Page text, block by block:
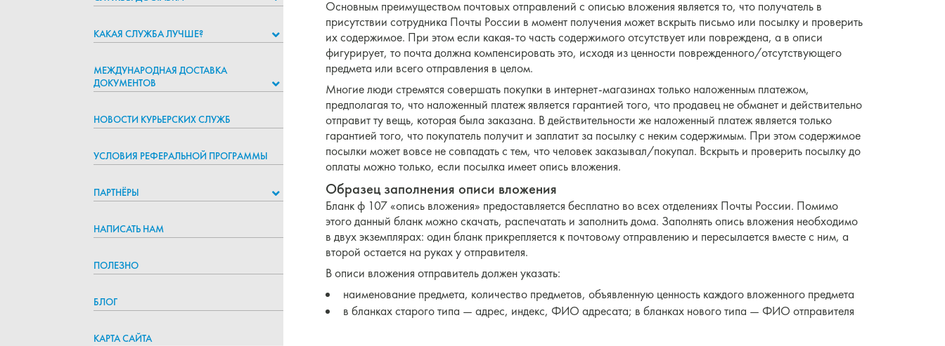
КАКАЯ СЛУЖБА ЛУЧШЕ?
МЕЖДУНАРОДНАЯ ДОСТАВКА
ДОКУМЕНТОВ
НОВОСТИ КУРЬЕРСКИХ СЛУЖБ
УСЛОВИЯ РЕФЕРАЛЬНОЙ ПРОГРАММЫ
ПАРТНЁРЫ
НАПИСАТЬ НАМ
ПОЛЕЗНО
БЛОГ
КАРТА САЙТА
Основным преимуществом почтовых отправлений с описью вложения является то, что получатель в
присутствии сотрудника Почты России в момент получения может вскрыть письмо или посылку и проверить
их содержимое. При этом если какая-то часть содержимого отсутствует или повреждена, а в описи
фигурирует, то почта должна компенсировать это, исходя из ценности поврежденного/отсутствующего
предмета или всего отправления в целом.
Многие люди стремятся совершать покупки в интернет-магазинах только наложенным платежом,
предполагая то, что наложенный платеж является гарантией того, что продавец не обманет и действительно
отправит ту вещь, которая была заказана. В действительности же наложенный платеж является только
гарантией того, что покупатель получит и заплатит за посылку с неким содержимым. При этом содержимое
посылки может вовсе не совпадать с тем, что человек заказывал/покупал. Вскрыть и проверить посылку до
оплаты можно только, если посылка имеет опись вложения.
Образец заполнения описи вложения
Бланк ф 107 «опись вложения» предоставляется бесплатно во всех отделениях Почты России. Помимо
этого данный бланк можно скачать, распечатать и заполнить дома. Заполнять опись вложения необходимо
в двух экземплярах: один бланк прикрепляется к почтовому отправлению и пересылается вместе с ним, а
второй остается на руках у отправителя.
В описи вложения отправитель должен указать:
наименование предмета, количество предметов, объявленную ценность каждого вложенного предмета
в бланках старого типа — адрес, индекс, ФИО адресата; в бланках нового типа — ФИО отправителя